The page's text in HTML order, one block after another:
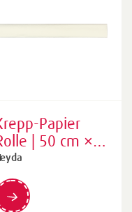
Papier
| 50 cm ×
cm, 32
g/m², perlweiß